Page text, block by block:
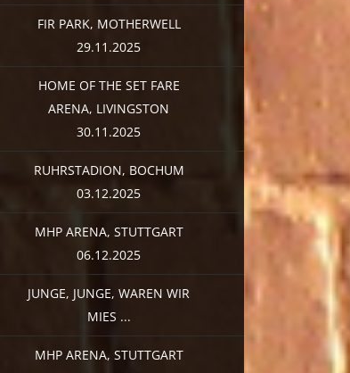
FIR PARK, MOTHERWELL
29.11.2025
HOME OF THE SET FARE
ARENA, LIVINGSTON
30.11.2025
RUHRSTADION, BOCHUM
03.12.2025
MHP ARENA, STUTTGART
06.12.2025
JUNGE, JUNGE, WAREN WIR
MIES ...
MHP ARENA, STUTTGART